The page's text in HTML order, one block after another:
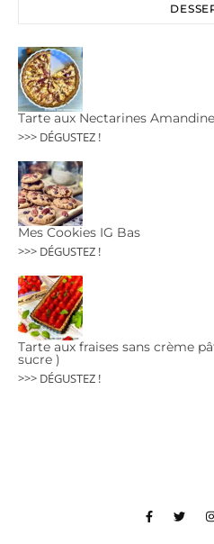
Tarte aux Nectarines
>>> DÉGUSTEZ !
Mes Cookies IG Bas
>>> DÉGUSTEZ !
Tarte aux fraises sans crème
sucre )
>>> DÉGUSTEZ !